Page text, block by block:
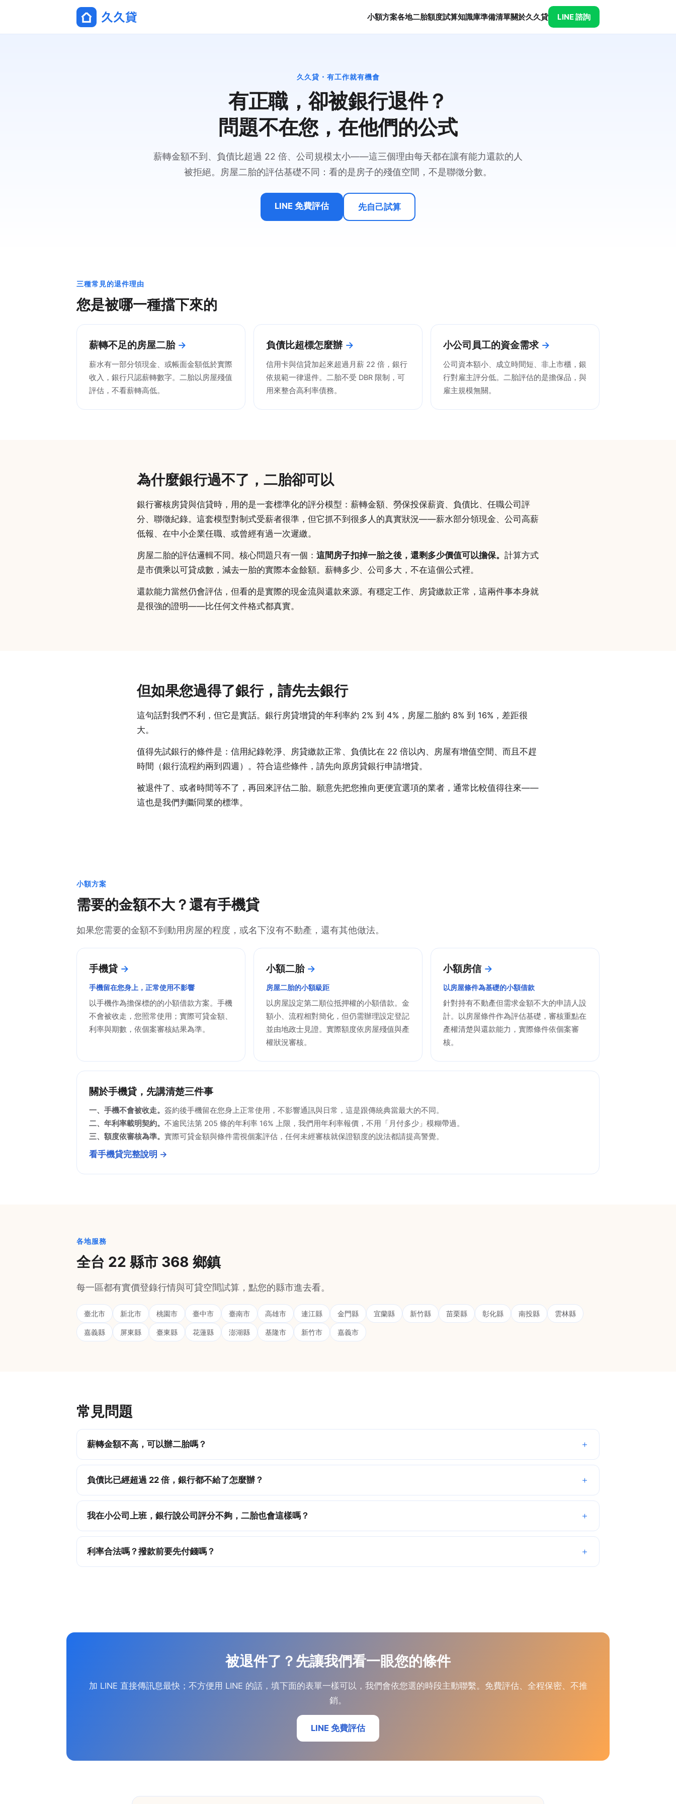
小額方案各地二胎額度試算知識庫準備清單關於久久貸 LINE 諮詢
久久貸・有工作就有機會
有正職，卻被銀行退件？
問題不在您，在他們的公式
薪轉金額不到、負債比超過 22 倍、公司規模太小——這三個理由每天都在讓有能力還款的人
被拒絕。房屋二胎的評估基礎不同：看的是房子的殘值空間，不是聯徵分數。
LINE 免費評估 先自己試算
三種常見的退件理由
您是被哪一種擋下來的
薪轉不足的房屋二胎
薪水有一部分領現金、或帳面金額低於實際
收入，銀行只認薪轉數字。二胎以房屋殘值
評估，不看薪轉高低。
負債比超標怎麼辦
信用卡與信貸加起來超過月薪 22 倍，銀行
依規範一律退件。二胎不受 DBR 限制，可
用來整合高利率債務。
小公司員工的資金需求
公司資本額小、成立時間短、非上市櫃，銀
行對雇主評分低。二胎評估的是擔保品，與
雇主規模無關。
為什麼銀行過不了，二胎卻可以
銀行審核房貸與信貸時，用的是一套標準化的評分模型：薪轉金額、勞保投保薪資、負債比、任職公司評
分、聯徵紀錄。這套模型對制式受薪者很準，但它抓不到很多人的真實狀況——薪水部分領現金、公司高薪
低報、在中小企業任職、或曾經有過一次遲繳。
房屋二胎的評估邏輯不同。核心問題只有一個： 這間房子扣掉一胎之後，還剩多少價值可以擔保。 計算方式
是市價乘以可貸成數，減去一胎的實際本金餘額。薪轉多少、公司多大，不在這個公式裡。
還款能力當然仍會評估，但看的是實際的現金流與還款來源。有穩定工作、房貸繳款正常，這兩件事本身就
是很強的證明——比任何文件格式都真實。
但如果您過得了銀行，請先去銀行
這句話對我們不利，但它是實話。銀行房貸增貸的年利率約 2% 到 4%，房屋二胎約 8% 到 16%，差距很
大。
值得先試銀行的條件是：信用紀錄乾淨、房貸繳款正常、負債比在 22 倍以內、房屋有增值空間、而且不趕
時間（銀行流程約兩到四週）。符合這些條件，請先向原房貸銀行申請增貸。
被退件了、或者時間等不了，再回來評估二胎。願意先把您推向更便宜選項的業者，通常比較值得往來——
這也是我們判斷同業的標準。
小額方案
需要的金額不大？還有手機貸
如果您需要的金額不到動用房屋的程度，或名下沒有不動產，還有其他做法。
手機貸
手機留在您身上，正常使用不影響
以手機作為擔保標的的小額借款方案。手機
不會被收走，您照常使用；實際可貸金額、
利率與期數，依個案審核結果為準。
小額二胎
房屋二胎的小額級距
以房屋設定第二順位抵押權的小額借款。金
額小、流程相對簡化，但仍需辦理設定登記
並由地政士見證。實際額度依房屋殘值與產
權狀況審核。
小額房信
以房屋條件為基礎的小額借款
針對持有不動產但需求金額不大的申請人設
計。以房屋條件作為評估基礎，審核重點在
產權清楚與還款能力，實際條件依個案審
核。
關於手機貸，先講清楚三件事
一、手機不會被收走。 簽約後手機留在您身上正常使用，不影響通訊與日常，這是跟傳統典當最大的不同。
二、年利率載明契約。 不逾民法第 205 條的年利率 16% 上限，我們用年利率報價，不用「月付多少」模糊帶過。
三、額度依審核為準。 實際可貸金額與條件需視個案評估，任何未經審核就保證額度的說法都請提高警覺。
看手機貸完整說明 →
各地服務
全台 22 縣市 368 鄉鎮
每一區都有實價登錄行情與可貸空間試算，點您的縣市進去看。
臺北市 新北市 桃園市 臺中市 臺南市 高雄市 連江縣 金門縣 宜蘭縣 新竹縣 苗栗縣 彰化縣 南投縣 雲林縣
嘉義縣 屏東縣 臺東縣 花蓮縣 澎湖縣 基隆市 新竹市 嘉義市
常見問題
薪轉金額不高，可以辦二胎嗎？
負債比已經超過 22 倍，銀行都不給了怎麼辦？
我在小公司上班，銀行說公司評分不夠，二胎也會這樣嗎？
利率合法嗎？撥款前要先付錢嗎？
被退件了？先讓我們看一眼您的條件
加 LINE 直接傳訊息最快；不方便用 LINE 的話，填下面的表單一樣可以，我們會依您選的時段主動聯繫。免費評估、全程保密、不推
銷。
LINE 免費評估